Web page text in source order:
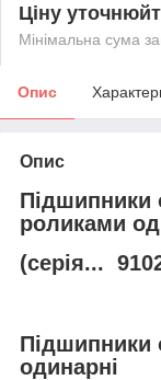
Ціну
Мінімальна сума
Опис
Опис
Підшипники
роликами
(серія...
Підшипники
одинарні